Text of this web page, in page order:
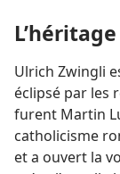
Ulrich Zwingli
éclipsé par les
furent Martin
catholicisme
et a ouvert la